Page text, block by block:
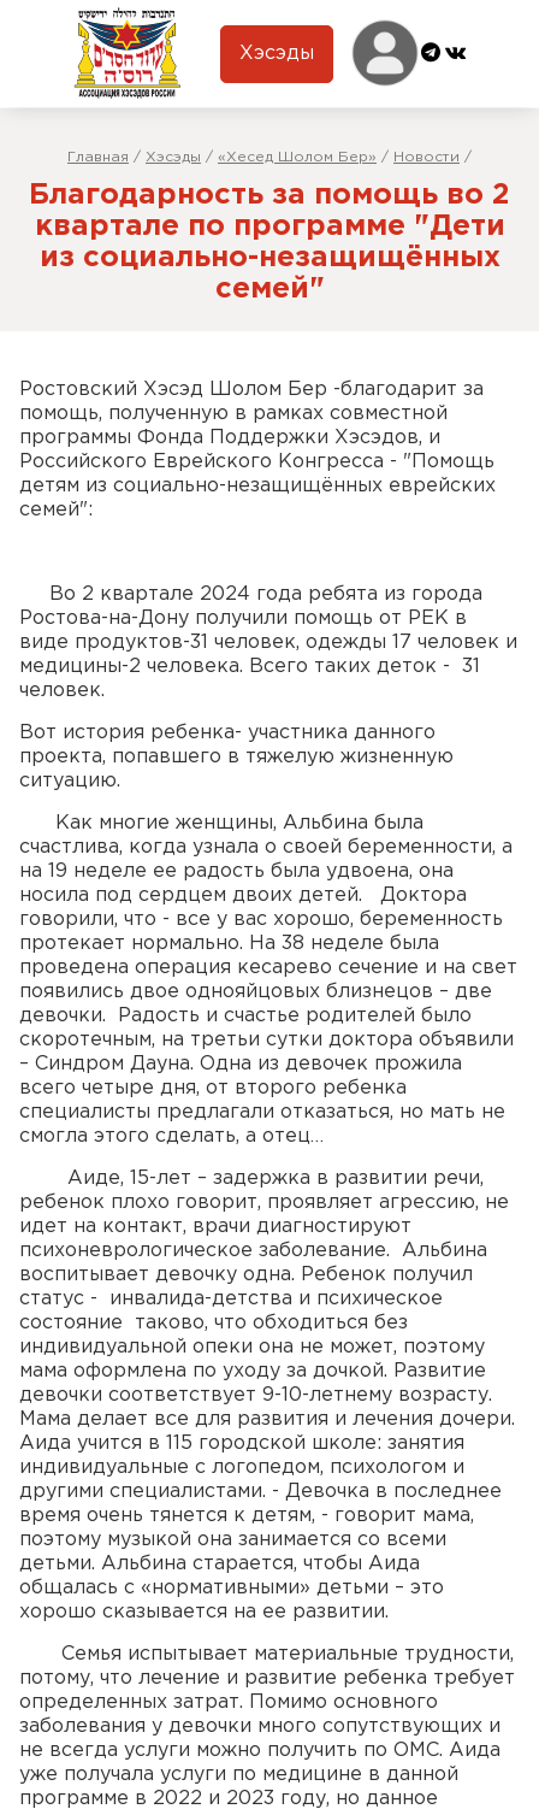
Хэсэды
Главная / Хэсэды / «Хесед Шолом Бер» / Новости /
Благодарность за помощь во 2
квартале по программе "Дети
из социально-незащищённых
семей"
Ростовский Хэсэд Шолом Бер -благодарит за
помощь, полученную в рамках совместной
программы Фонда Поддержки Хэсэдов, и
Российского Еврейского Конгресса - "Помощь
детям из социально-незащищённых еврейских
семей":
Во 2 квартале 2024 года ребята из города
Ростова-на-Дону получили помощь от РЕК в
виде продуктов-31 человек, одежды 17 человек и
медицины-2 человека. Всего таких деток - 31
человек.
Вот история ребенка- участника данного
проекта, попавшего в тяжелую жизненную
ситуацию.
Как многие женщины, Альбина была
счастлива, когда узнала о своей беременности, а
на 19 неделе ее радость была удвоена, она
носила под сердцем двоих детей. Доктора
говорили, что - все у вас хорошо, беременность
протекает нормально. На 38 неделе была
проведена операция кесарево сечение и на свет
появились двое однояйцовых близнецов – две
девочки. Радость и счастье родителей было
скоротечным, на третьи сутки доктора объявили
– Синдром Дауна. Одна из девочек прожила
всего четыре дня, от второго ребенка
специалисты предлагали отказаться, но мать не
смогла этого сделать, а отец…
Аиде, 15-лет – задержка в развитии речи,
ребенок плохо говорит, проявляет агрессию, не
идет на контакт, врачи диагностируют
психоневрологическое заболевание. Альбина
воспитывает девочку одна. Ребенок получил
статус - инвалида-детства и психическое
состояние таково, что обходиться без
индивидуальной опеки она не может, поэтому
мама оформлена по уходу за дочкой. Развитие
девочки соответствует 9-10-летнему возрасту.
Мама делает все для развития и лечения дочери.
Аида учится в 115 городской школе: занятия
индивидуальные с логопедом, психологом и
другими специалистами. - Девочка в последнее
время очень тянется к детям, - говорит мама,
поэтому музыкой она занимается со всеми
детьми. Альбина старается, чтобы Аида
общалась с «нормативными» детьми – это
хорошо сказывается на ее развитии.
Семья испытывает материальные трудности,
потому, что лечение и развитие ребенка требует
определенных затрат. Помимо основного
заболевания у девочки много сопутствующих и
не всегда услуги можно получить по ОМС. Аида
уже получала услуги по медицине в данной
программе в 2022 и 2023 году, но данное